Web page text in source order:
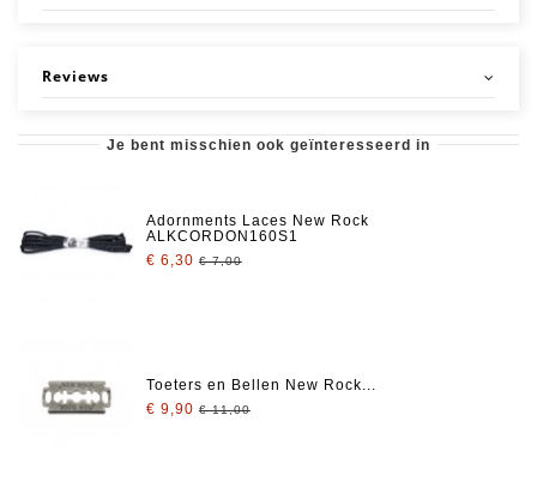
Reviews
Je bent misschien ook geïnteresseerd in
Adornments Laces New Rock
ALKCORDON160S1
€ 6,30 € 7,00
Toeters en Bellen New Rock...
€ 9,90 € 11,00